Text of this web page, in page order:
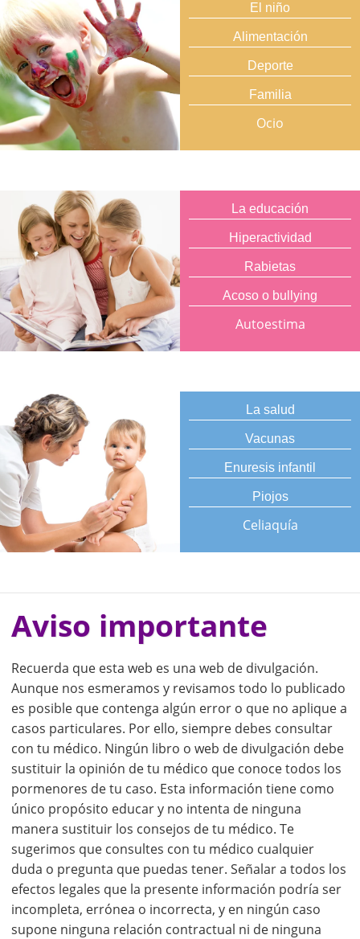
El niño
Alimentación
Deporte
Familia
Ocio
La educación
Hiperactividad
Rabietas
Acoso o bullying
Autoestima
La salud
Vacunas
Enuresis infantil
Piojos
Celiaquía
Aviso importante
Recuerda que esta web es una web de divulgación.
Aunque nos esmeramos y revisamos todo lo publicado
es posible que contenga algún error o que no aplique a
casos particulares. Por ello, siempre debes consultar
con tu médico. Ningún libro o web de divulgación debe
sustituir la opinión de tu médico que conoce todos los
pormenores de tu caso. Esta información tiene como
único propósito educar y no intenta de ninguna
manera sustituir los consejos de tu médico. Te
sugerimos que consultes con tu médico cualquier
duda o pregunta que puedas tener. Señalar a todos los
efectos legales que la presente información podría ser
incompleta, errónea o incorrecta, y en ningún caso
supone ninguna relación contractual ni de ninguna